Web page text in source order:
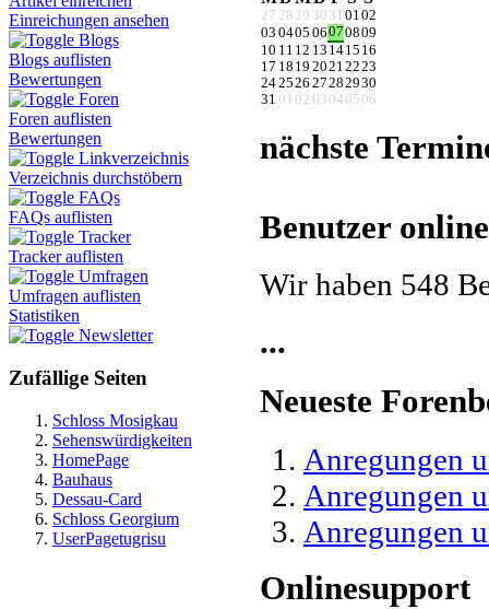
Einreichungen ansehen
Blogs
Blogs auflisten
Bewertungen
Foren
Foren auflisten
Bewertungen
Linkverzeichnis
Verzeichnis durchstöbern
FAQs
FAQs auflisten
Tracker
Tracker auflisten
Umfragen
Umfragen auflisten
Statistiken
Newsletter
Zufällige Seiten
Schloss Mosigkau
Sehenswürdigkeiten
HomePage
Bauhaus
Dessau-Card
Schloss Georgium
UserPagetugrisu
27 28 29 30 31 0102
03 0405 06070809
10 11 12 13 1415 16
17 18 19 20212223
242526 27282930
31 01 02 03 04 05 06
nächste
Benutzer online
Wir haben 548
...
Neueste
Anregungen
Anregungen
Anregungen
Onlinesupport